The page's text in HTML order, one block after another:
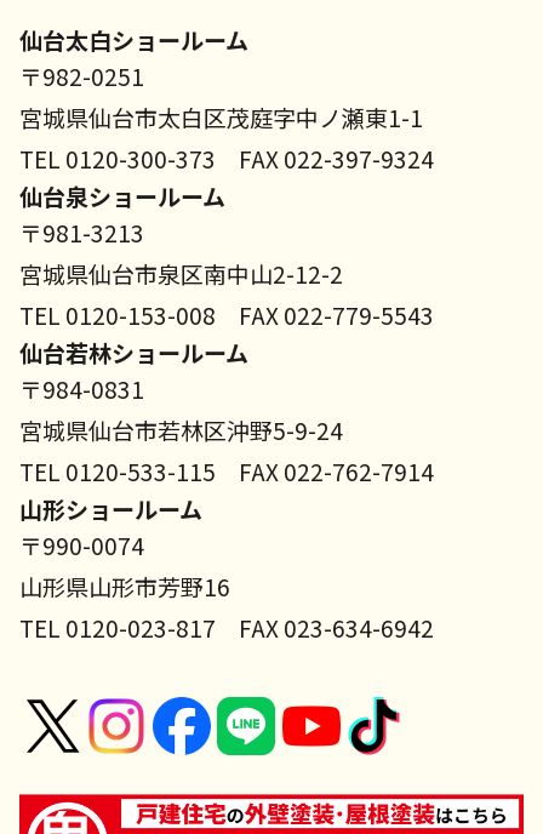
仙台太白ショールーム
〒982-0251
宮城県仙台市太白区茂庭字中ノ瀬東1-1
TEL 0120-300-373 FAX 022-397-9324
仙台泉ショールーム
〒981-3213
宮城県仙台市泉区南中山2-12-2
TEL 0120-153-008 FAX 022-779-5543
仙台若林ショールーム
〒984-0831
宮城県仙台市若林区沖野5-9-24
TEL 0120-533-115 FAX 022-762-7914
山形ショールーム
〒990-0074
山形県山形市芳野16
TEL 0120-023-817 FAX 023-634-6942